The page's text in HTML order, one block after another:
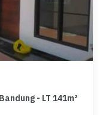
- LT 141m²